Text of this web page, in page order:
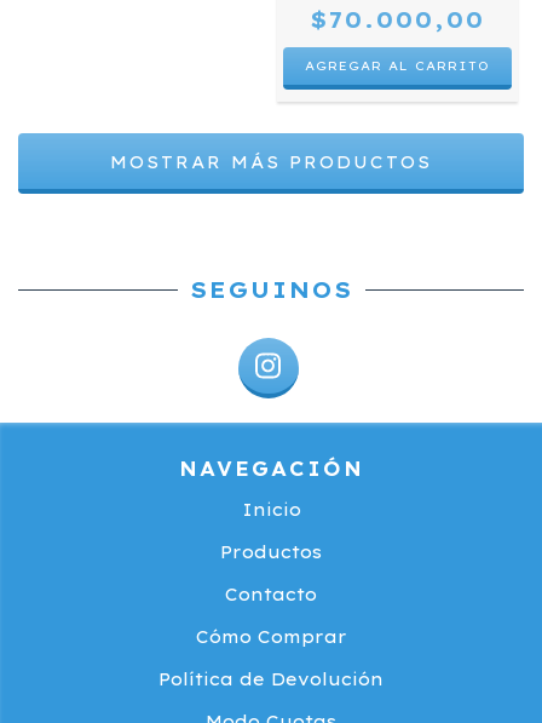
$70.000,00
MOSTRAR MÁS PRODUCTOS
SEGUINOS
NAVEGACIÓN
Inicio
Productos
Contacto
Cómo Comprar
Política de Devolución